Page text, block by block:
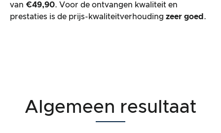
van €49,90. Voor de ontvangen kwaliteit en
prestaties is de prijs-kwaliteitverhouding zeer goed .
Algemeen resultaat